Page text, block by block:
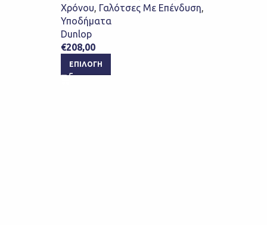
Χρόνου, Γαλότσες Με Επένδυση,
Υποδήματα
Dunlop
€208,00
ΕΠΙΛΟΓΉ